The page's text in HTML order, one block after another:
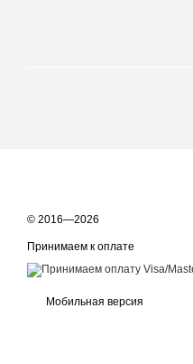
© 2016—2026
Принимаем к оплате
Мобильная версия